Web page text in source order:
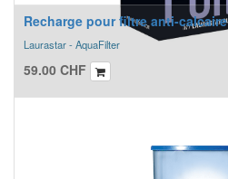
Recharge pour filtre anti-calcaire
Laurastar - AquaFilter
59.00 CHF